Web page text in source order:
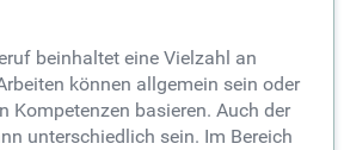
beinhaltet eine Vielzahl an
können allgemein sein oder
Kompetenzen basieren. Auch der
unterschiedlich sein. Im Bereich